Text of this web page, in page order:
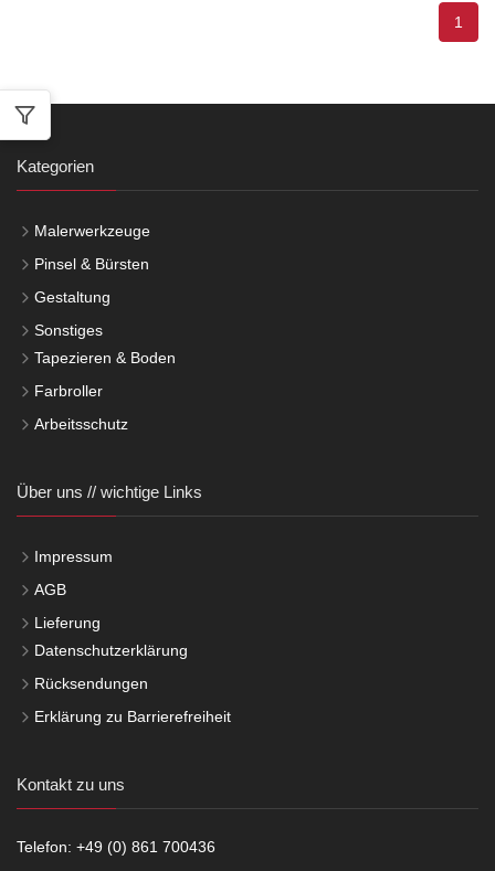
1
Kategorien
Malerwerkzeuge
Pinsel & Bürsten
Gestaltung
Sonstiges
Tapezieren & Boden
Farbroller
Arbeitsschutz
Über uns // wichtige Links
Impressum
AGB
Lieferung
Datenschutzerklärung
Rücksendungen
Erklärung zu Barrierefreiheit
Kontakt zu uns
Telefon: +49 (0) 861 700436